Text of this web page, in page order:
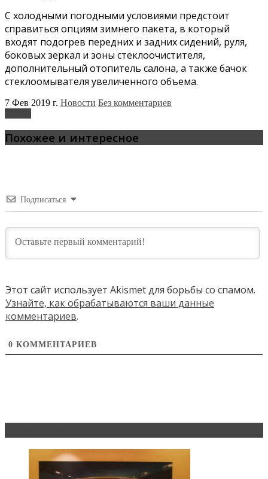
С холодными погодными условиями предстоит
справиться опциям зимнего пакета, в который
входят подогрев передних и задних сидений, руля,
боковых зеркал и зоны стеклоочистителя,
дополнительный отопитель салона, а также бачок
стеклоомывателя увеличенного объема.
7 Фев 2019 г. Новости Без комментариев
Похожее и интересное
Подписаться
Этот сайт использует Akismet для борьбы со спамом.
Узнайте, как обрабатываются ваши данные
комментариев.
0 КОММЕНТАРИЕВ